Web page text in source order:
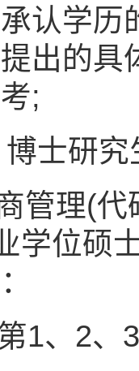
承认学
出的具
;
士研
管理(
学位硕
1、2、